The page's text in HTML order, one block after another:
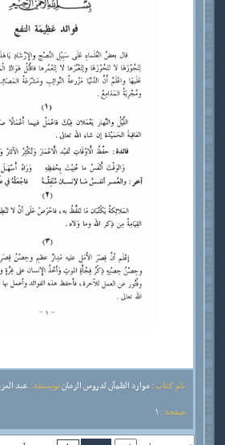
نام کتاب :موارد الظمآن لدروس الزماننویسنده : عبد
صفحه :